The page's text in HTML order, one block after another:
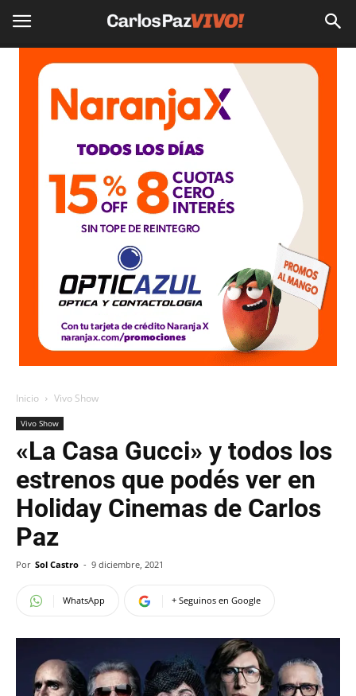
Inicio Vivo Show
Vivo Show
«La Casa Gucci» y todos los
estrenos que podés ver en
Holiday Cinemas de Carlos
Paz
Por Sol Castro - 9 diciembre, 2021
WhatsApp + Seguinos en Google